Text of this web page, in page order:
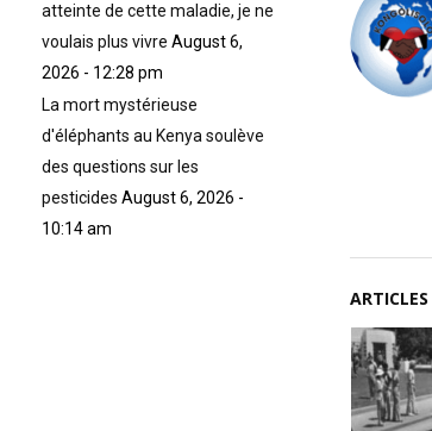
atteinte de cette maladie, je ne
voulais plus vivre August 6,
2026 - 12:28 pm
La mort mystérieuse
d'éléphants au Kenya soulève
des questions sur les
pesticides August 6, 2026 -
10:14 am